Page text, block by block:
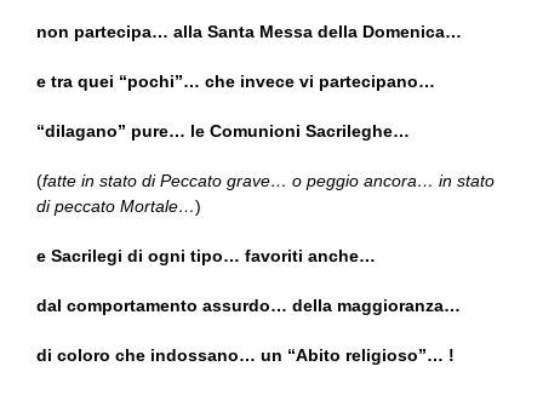
non partecipa… alla Santa Messa della Domenica…
e tra quei “pochi”… che invece vi partecipano…
“dilagano” pure… le Comunioni Sacrileghe…
(fatte in stato di Peccato grave… o peggio ancora… in stato
di peccato Mortale…)
e Sacrilegi di ogni tipo… favoriti anche…
dal comportamento assurdo… della maggioranza…
di coloro che indossano… un “Abito religioso”… !